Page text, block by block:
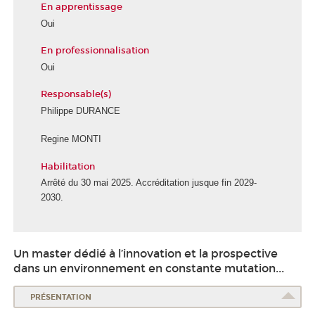
En apprentissage
Oui
En professionnalisation
Oui
Responsable(s)
Philippe DURANCE
Regine MONTI
Habilitation
Arrêté du 30 mai 2025. Accréditation jusque fin 2029-
2030.
Un master dédié à l’innovation et la prospective
dans un environnement en constante mutation...
PRÉSENTATION